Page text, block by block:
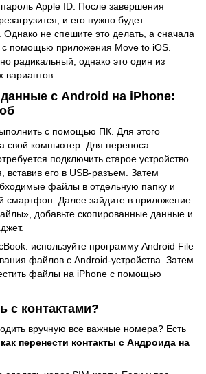
Apple ID. После завершения
и его нужно будет
Однако не спешите это делать, а сначала
помощью приложения Move to iOS.
радикальный, однако это один из
данные с Android на iPhone:
с помощью ПК. Для этого
свой компьютер. Для переноса
подключить старое устройство
вставив его в USB-разъем. Затем
файлы в отдельную папку и
смартфон. Далее зайдите в приложение
добавьте скопированные данные и
используйте программу Android File
файлов с Android-устройства. Затем
файлы на iPhone с помощью
с контактами?
вручную все важные номера? Есть
как перенести контакты с Андроида на